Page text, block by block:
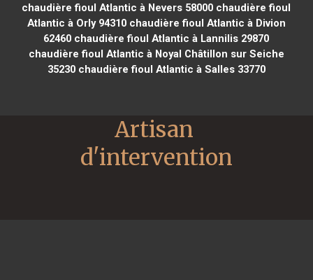
chaudière fioul Atlantic à Nevers 58000 chaudière fioul
Atlantic à Orly 94310chaudière fioul Atlantic à Divion
62460 chaudière fioul Atlantic à Lannilis 29870
chaudière fioul Atlantic à Noyal Châtillon sur Seiche
35230chaudière fioul Atlantic à Salles 33770
Artisan
d'intervention